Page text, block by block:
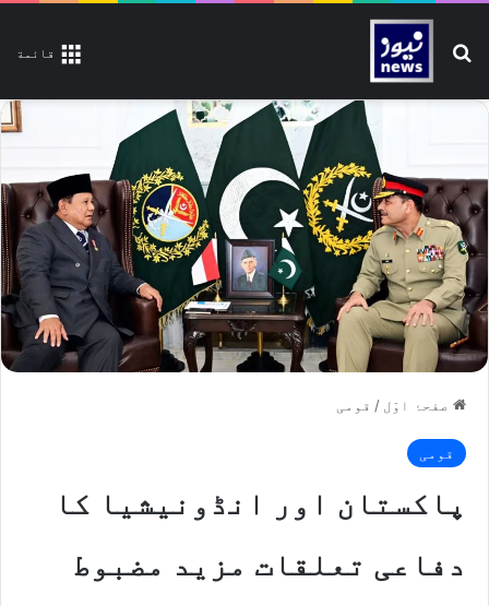
قائمة تلاش کیجیے
صفحۂ اوّل / قومی
قومی
پاکستان اور انڈونیشیا کا
دفاعی تعلقات مزید مضبوط